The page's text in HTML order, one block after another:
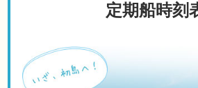
定期船時刻